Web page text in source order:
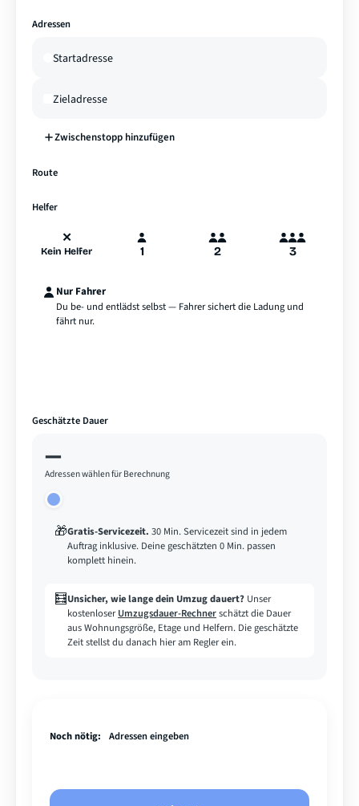
Adressen
Zwischenstopp hinzufügen
Route
Helfer
✕
Kein Helfer 1 2 3
Nur Fahrer
Du be- und entlädst selbst — Fahrer sichert die Ladung und
fährt nur.
Geschätzte Dauer
—
Adressen wählen für Berechnung
🎁Gratis-Servicezeit. 30 Min. Servicezeit sind in jedem
Auftrag inklusive. Deine geschätzten 0 Min. passen
komplett hinein.
🧮Unsicher, wie lange dein Umzug dauert? Unser
kostenloserUmzugsdauer-Rechnerschätzt die Dauer
aus Wohnungsgröße, Etage und Helfern. Die geschätzte
Zeit stellst du danach hier am Regler ein.
Noch nötig: Adressen eingeben